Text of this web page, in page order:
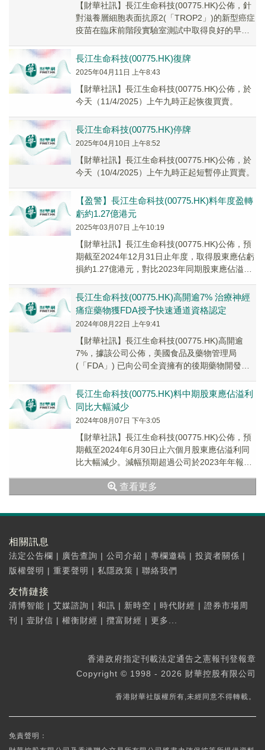
【財華社訊】長江生命科技(00775.HK)公佈，針
對滋養層細胞表面抗原2(「TROP2」)的新型癌症
疫苗在臨床前階段實驗室測試中取得良好的早期
長江生命科技(00775.HK)復牌
2025年04月11日 上午8:43
【財華社訊】長江生命科技(00775.HK)公佈，於
今天（11/4/2025）上午九時正起恢復買賣。
長江生命科技(00775.HK)停牌
2025年04月10日 上午8:52
【財華社訊】長江生命科技(00775.HK)公佈，於
今天（10/4/2025）上午九時正起短暫停止買賣。
【盈警】長江生命科技(00775.HK)料年度盈轉
虧約1.27億港元
2025年03月07日 上午10:19
【財華社訊】長江生命科技(00775.HK)公佈，預
期截至2024年12月31日止年度，取得股東應佔虧
損約1.27億港元，對比2023年同期股東應佔溢利
長江生命科技(00775.HK)高開逾7% 治療神經
痛症藥物獲FDA授予快速通道資格認定
2024年08月22日 上午9:41
【財華社訊】長江生命科技(00775.HK)高開逾
7%，據該公司公佈，美國食品及藥物管理局
(「FDA」) 已向公司全資擁有的後期藥物開發公
長江生命科技(00775.HK)料中期股東應佔溢利
同比大幅減少
2024年08月07日 下午3:05
【財華社訊】長江生命科技(00775.HK)公佈，預
期截至2024年6月30日止六個月股東應佔溢利同
比大幅減少。減幅預期超過公司於2023年年報內
查看更多
相關訊息
法定公告欄 | 廣告查詢 | 公司介紹 | 專欄邀稿 | 投資者關係 |
版權聲明 | 重要聲明 | 私隱政策 | 聯絡我們
友情鏈接
清博智能 | 艾媒諮詢 | 和訊 | 新時空 | 時代財經 | 證券市場周
刊
| 壹財信 | 權衡財經 | 攬富財經 | 更多...
香港政府指定刊載法定通告之憲報刊登報章
Copyright © 1998 - 2026 財華控股有限公司
香港財華社版權所有,未經同意不得轉載。
免責聲明：